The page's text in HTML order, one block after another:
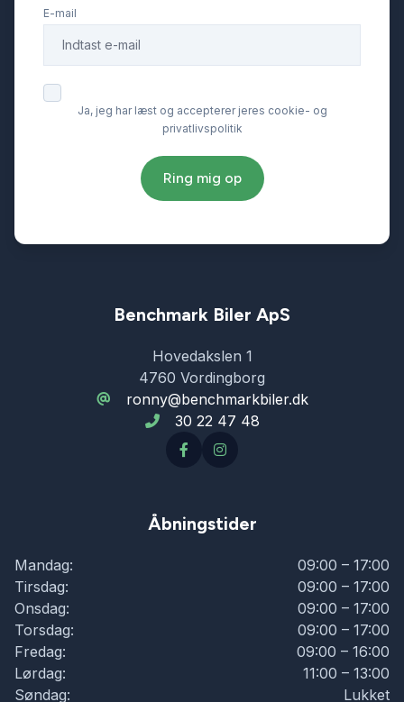
E-mail
Ja, jeg har læst og accepterer jeres cookie- og
privatlivspolitik
Ring mig op
Benchmark Biler ApS
Hovedakslen 1
4760 Vordingborg
ronny@benchmarkbiler.dk
30 22 47 48
Åbningstider
Mandag:
09:00 – 17:00
Tirsdag:
09:00 – 17:00
Onsdag:
09:00 – 17:00
Torsdag:
09:00 – 17:00
Fredag:
09:00 – 16:00
Lørdag:
11:00 – 13:00
Søndag:
Lukket